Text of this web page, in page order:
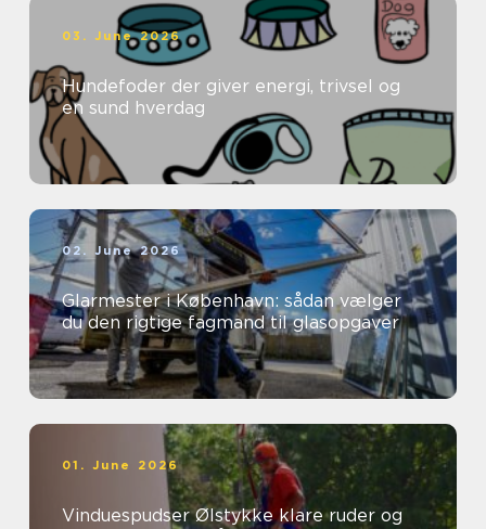
03. June 2026
Hundefoder der giver energi, trivsel og
en sund hverdag
02. June 2026
Glarmester i København: sådan vælger
du den rigtige fagmand til glasopgaver
01. June 2026
Vinduespudser Ølstykke klare ruder og